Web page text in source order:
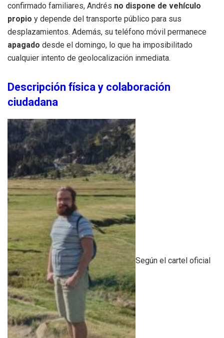
confirmado familiares, Andrés no dispone de vehículo
propio y depende del transporte público para sus
desplazamientos. Además, su teléfono móvil permanece
apagado desde el domingo, lo que ha imposibilitado
cualquier intento de geolocalización inmediata.
Descripción física y colaboración
ciudadana
Según el cartel oficial